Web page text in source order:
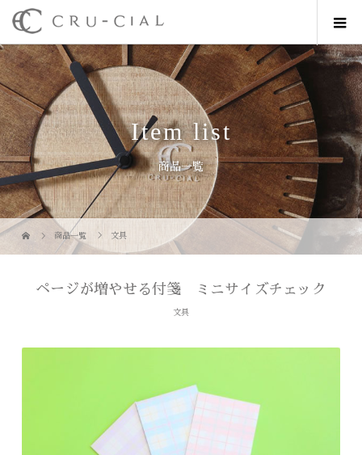
Item list
商品一覧
商品一覧 文具
ページが増やせる付箋 ミニサイズチェック
文具